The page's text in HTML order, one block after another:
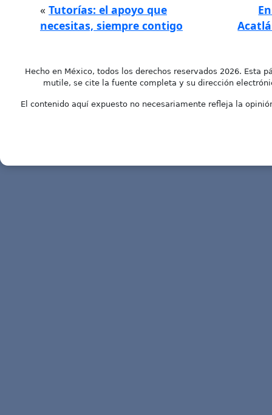
« Tutorías: el apoyo que
necesitas, siempre contigo
Hecho en México, todos los derechos reservados 2026. Esta
mutile, se cite la fuente completa y su dirección
El contenido aquí expuesto no necesariamente refleja la